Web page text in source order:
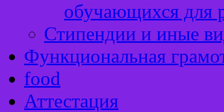
обучающихся для
Стипендии и иные
Функциональная
food
Аттестация